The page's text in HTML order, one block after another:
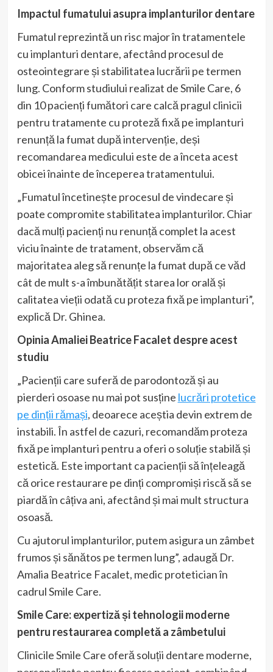
Impactul fumatului asupra implanturilor dentare
Fumatul reprezintă un risc major în tratamentele
cu implanturi dentare, afectând procesul de
osteointegrare și stabilitatea lucrării pe termen
lung. Conform studiului realizat de Smile Care, 6
din 10 pacienți fumători care calcă pragul clinicii
pentru tratamente cu proteză fixă pe implanturi
renunță la fumat după intervenție, deși
recomandarea medicului este de a înceta acest
obicei înainte de începerea tratamentului.
„Fumatul încetinește procesul de vindecare și
poate compromite stabilitatea implanturilor. Chiar
dacă mulți pacienți nu renunță complet la acest
viciu înainte de tratament, observăm că
majoritatea aleg să renunțe la fumat după ce văd
cât de mult s-a îmbunătățit starea lor orală și
calitatea vieții odată cu proteza fixă pe implanturi”,
explică Dr. Ghinea.
Opinia Amaliei Beatrice Facalet despre acest
studiu
„Pacienții care suferă de parodontoză și au
pierderi osoase nu mai pot susține lucrări protetice
pe dinții rămași, deoarece aceștia devin extrem de
instabili. În astfel de cazuri, recomandăm proteza
fixă pe implanturi pentru a oferi o soluție stabilă și
estetică. Este important ca pacienții să înțeleagă
că orice restaurare pe dinți compromiși riscă să se
piardă în câțiva ani, afectând și mai mult structura
osoasă.
Cu ajutorul implanturilor, putem asigura un zâmbet
frumos și sănătos pe termen lung”, adaugă Dr.
Amalia Beatrice Facalet, medic protetician în
cadrul Smile Care.
Smile Care: expertiză și tehnologii moderne
pentru restaurarea completă a zâmbetului
Clinicile Smile Care oferă soluții dentare moderne,